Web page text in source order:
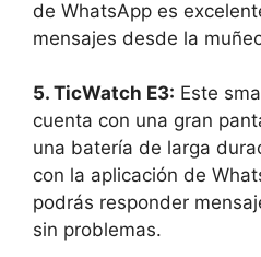
de WhatsApp es
mensajes desde la
5. TicWatch E3: Este
cuenta con una gran
una batería de larga
con la aplicación de
podrás responder
sin problemas.